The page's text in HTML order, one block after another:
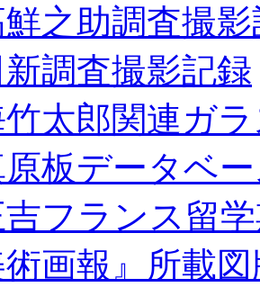
鮮之助調査撮
調査撮影記録
太郎関連ガ
板データベ
フランス留
術画報』所載